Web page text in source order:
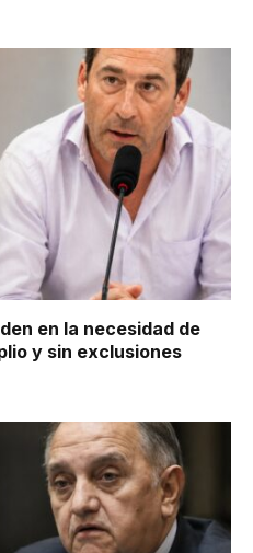
en la necesidad de
y sin exclusiones